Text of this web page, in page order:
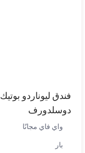
فندق ليوناردو بوتيك
دوسلدورف
واي فاي مجانًا
بار